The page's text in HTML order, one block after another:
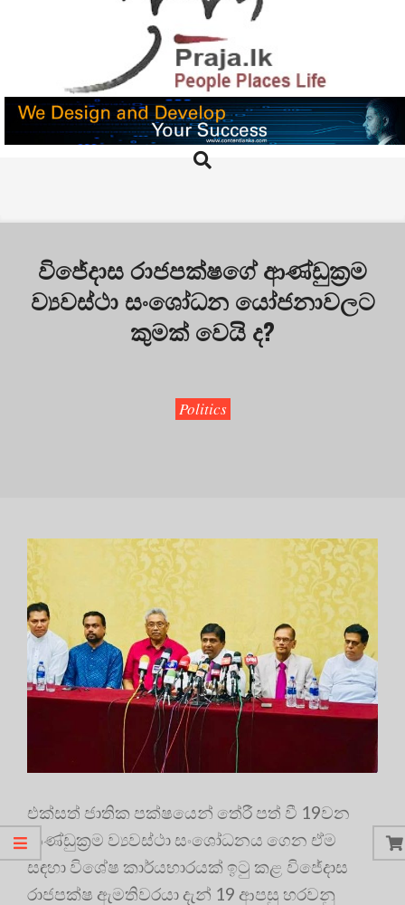
PRAJA.LK
Search
විජේදාස රාජපක්ෂගේ ආණ්ඩුක්‍රම
ව්‍යවස්ථා සංශෝධන යෝජනාවලට
කුමක් වෙයි ද?
Politics
එක්සත් ජාතික පක්ෂයෙන් තේරී පත් වී 19වන
ආණ්ඩුක්‍රම ව්‍යවස්ථා සංශෝධනය ගෙන ඒම
සඳහා විශේෂ කාර්යභාරයක් ඉටු කළ විජේදාස
රාජපක්ෂ ඇමතිවරයා දැන් 19 ආපසු හරවනු